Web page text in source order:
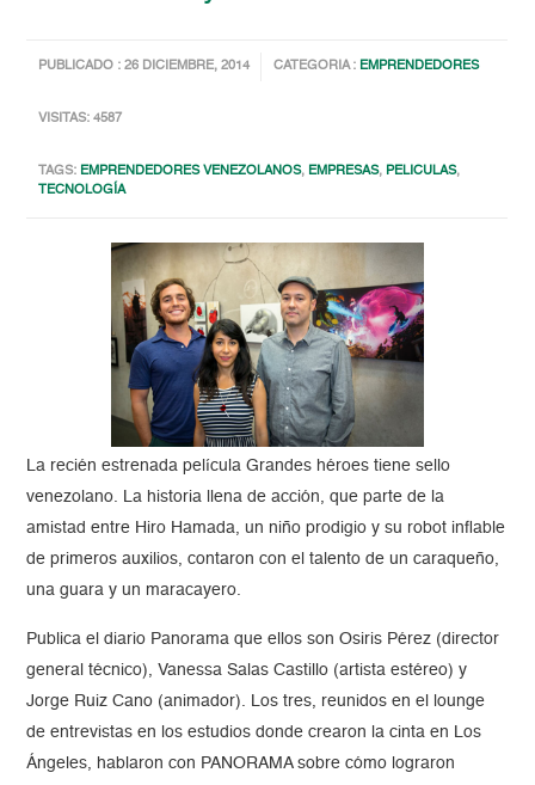
PUBLICADO : 26 DICIEMBRE, 2014 CATEGORIA : EMPRENDEDORES
VISITAS: 4587
TAGS: EMPRENDEDORES VENEZOLANOS, EMPRESAS, PELICULAS,
TECNOLOGÍA
La recién estrenada película Grandes héroes tiene sello
venezolano. La historia llena de acción, que parte de la
amistad entre Hiro Hamada, un niño prodigio y su robot inflable
de primeros auxilios, contaron con el talento de un caraqueño,
una guara y un maracayero.
Publica el diario Panorama que ellos son Osiris Pérez (director
general técnico), Vanessa Salas Castillo (artista estéreo) y
Jorge Ruiz Cano (animador). Los tres, reunidos en el lounge
de entrevistas en los estudios donde crearon la cinta en Los
Ángeles, hablaron con PANORAMA sobre cómo lograron